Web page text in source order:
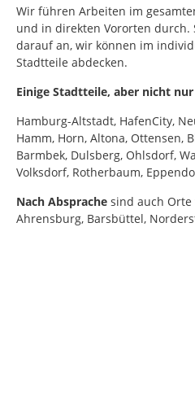
Wir führen Arbeiten im
und in direkten Vororten durch.
darauf an, wir können im
Stadtteile abdecken.
Einige Stadtteile, aber nicht
Hamburg-Altstadt, HafenCity,
Hamm, Horn, Altona, Ottensen,
Barmbek, Dulsberg, Ohlsdorf,
Volksdorf, Rotherbaum,
Nach Absprache sind auch
Ahrensburg, Barsbüttel,